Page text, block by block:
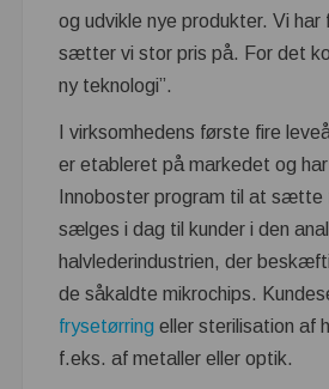
og udvikle nye produkter. Vi
sætter vi stor pris på. For det
ny teknologi”.
I virksomhedens første fire
er etableret på markedet og
Innoboster program til at sætte
sælges i dag til kunder i den
halvlederindustrien, der
de såkaldte mikrochips.
frysetørring eller sterilisation af
f.eks. af metaller eller optik.